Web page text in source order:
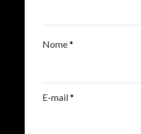
Nome*
E-mail*